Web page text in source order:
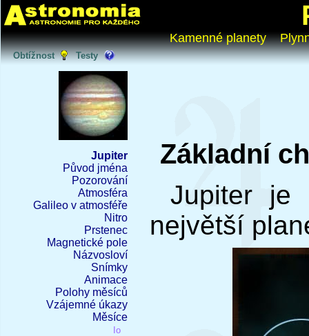
Kamenné planety
Obtížnost Testy
Jupiter
Původ jména
Pozorování
Atmosféra
Galileo v atmosféře
Nitro
Prstenec
Magnetické pole
Názvosloví
Snímky
Animace
Polohy měsíců
Vzájemné úkazy
Měsíce
Io
Základní
Jupiter je
největší